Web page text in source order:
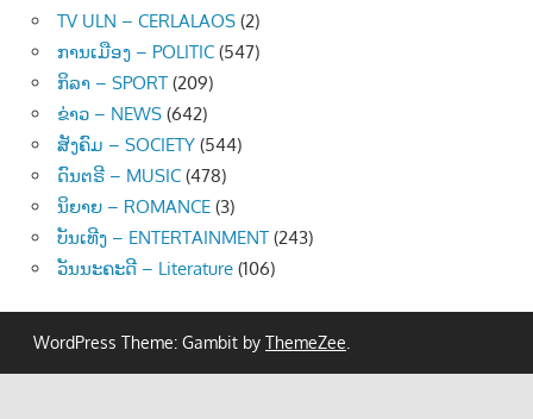
TV ULN – CERLALAOS (2)
ການເມືອງ – POLITIC (547)
ກິລາ – SPORT (209)
ຂ່າວ – NEWS (642)
ສັງຄົມ – SOCIETY (544)
ດົນຕຣີ – MUSIC (478)
ນິຍາຍ – ROMANCE (3)
ບັນເທີງ – ENTERTAINMENT (243)
ວັນນະຄະດີ – Literature (106)
WordPress Theme: Gambit by ThemeZee